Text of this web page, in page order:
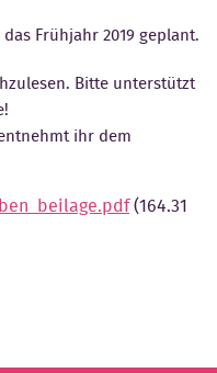
Frühjahr 2019 geplant.
Bitte unterstützt
ihr dem
(164.31